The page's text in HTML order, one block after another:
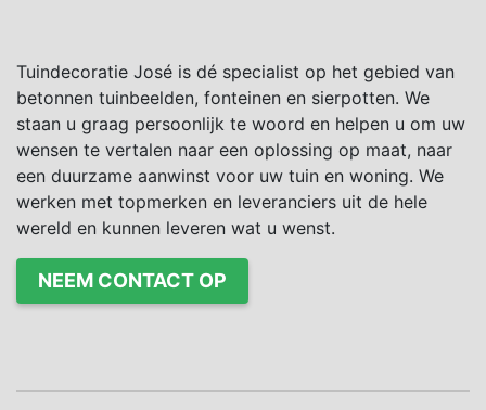
Tuindecoratie José is dé specialist op het gebied van
betonnen tuinbeelden, fonteinen en sierpotten. We
staan u graag persoonlijk te woord en helpen u om uw
wensen te vertalen naar een oplossing op maat, naar
een duurzame aanwinst voor uw tuin en woning. We
werken met topmerken en leveranciers uit de hele
wereld en kunnen leveren wat u wenst.
NEEM CONTACT OP